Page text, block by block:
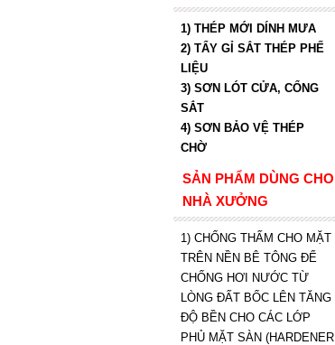
1) THÉP MỚI DÍNH MƯA
2) TẨY GỈ SẮT THÉP PHẾ
LIỆU
3) SƠN LÓT CỬA, CỔNG
SẮT
4) SƠN BẢO VỆ THÉP
CHỜ
SẢN PHẨM DÙNG CHO
NHÀ XƯỞNG
1) CHỐNG THẤM CHO MẶT
TRÊN NỀN BÊ TÔNG ĐỂ
CHỐNG HƠI NƯỚC TỪ
LÒNG ĐẤT BỐC LÊN TĂNG
ĐỘ BỀN CHO CÁC LỚP
PHỦ MẶT SÀN (HARDENER